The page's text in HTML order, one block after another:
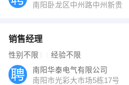
南阳卧龙区中州路中州新贵
销售经理
性别不限 经验不限
南阳华泰电气有限公司
南阳市光彩大市场5栋17号